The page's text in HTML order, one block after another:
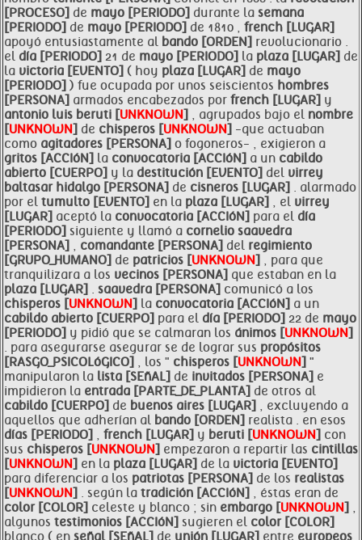
[PROCESO] de mayo [PERIODO] durante la semana
[PERIODO] de mayo [PERIODO] de 1810 , french [LUGAR]
apoyó entusiastamente al bando [ORDEN] revolucionario .
el día [PERIODO] 21 de mayo [PERIODO] la plaza [LUGAR] de
la victoria [EVENTO] ( hoy plaza [LUGAR] de mayo
[PERIODO] ) fue ocupada por unos seiscientos hombres
[PERSONA] armados encabezados por french [LUGAR] y
antonio luis beruti [UNKNOWN] , agrupados bajo el nombre
[UNKNOWN] de chisperos [UNKNOWN] -que actuaban
como agitadores [PERSONA] o fogoneros- , exigieron a
gritos [ACCIóN] la convocatoria [ACCIóN] a un cabildo
abierto [CUERPO] y la destitución [EVENTO] del virrey
baltasar hidalgo [PERSONA] de cisneros [LUGAR] . alarmado
por el tumulto [EVENTO] en la plaza [LUGAR] , el virrey
[LUGAR] aceptó la convocatoria [ACCIóN] para el día
[PERIODO] siguiente y llamó a cornelio saavedra
[PERSONA] , comandante [PERSONA] del regimiento
[GRUPO_HUMANO] de patricios [UNKNOWN] , para que
tranquilizara a los vecinos [PERSONA] que estaban en la
plaza [LUGAR] . saavedra [PERSONA] comunicó a los
chisperos [UNKNOWN] la convocatoria [ACCIóN] a un
cabildo abierto [CUERPO] para el día [PERIODO] 22 de mayo
[PERIODO] y pidió que se calmaran los ánimos [UNKNOWN]
. para asegurarse asegurar se de lograr sus propósitos
[RASGO_PSICOLóGICO] , los " chisperos [UNKNOWN] "
manipularon la lista [SEñAL] de invitados [PERSONA] e
impidieron la entrada [PARTE_DE_PLANTA] de otros al
cabildo [CUERPO] de buenos aires [LUGAR] , excluyendo a
aquellos que adherían al bando [ORDEN] realista . en esos
días [PERIODO] , french [LUGAR] y beruti [UNKNOWN] con
sus chisperos [UNKNOWN] empezaron a repartir las cintillas
[UNKNOWN] en la plaza [LUGAR] de la victoria [EVENTO]
para diferenciar a los patriotas [PERSONA] de los realistas
[UNKNOWN] . según la tradición [ACCIóN] , éstas eran de
color [COLOR] celeste y blanco ; sin embargo [UNKNOWN] ,
algunos testimonios [ACCIóN] sugieren el color [COLOR]
blanco ( en señal [SEñAL] de unión [LUGAR] entre europeos